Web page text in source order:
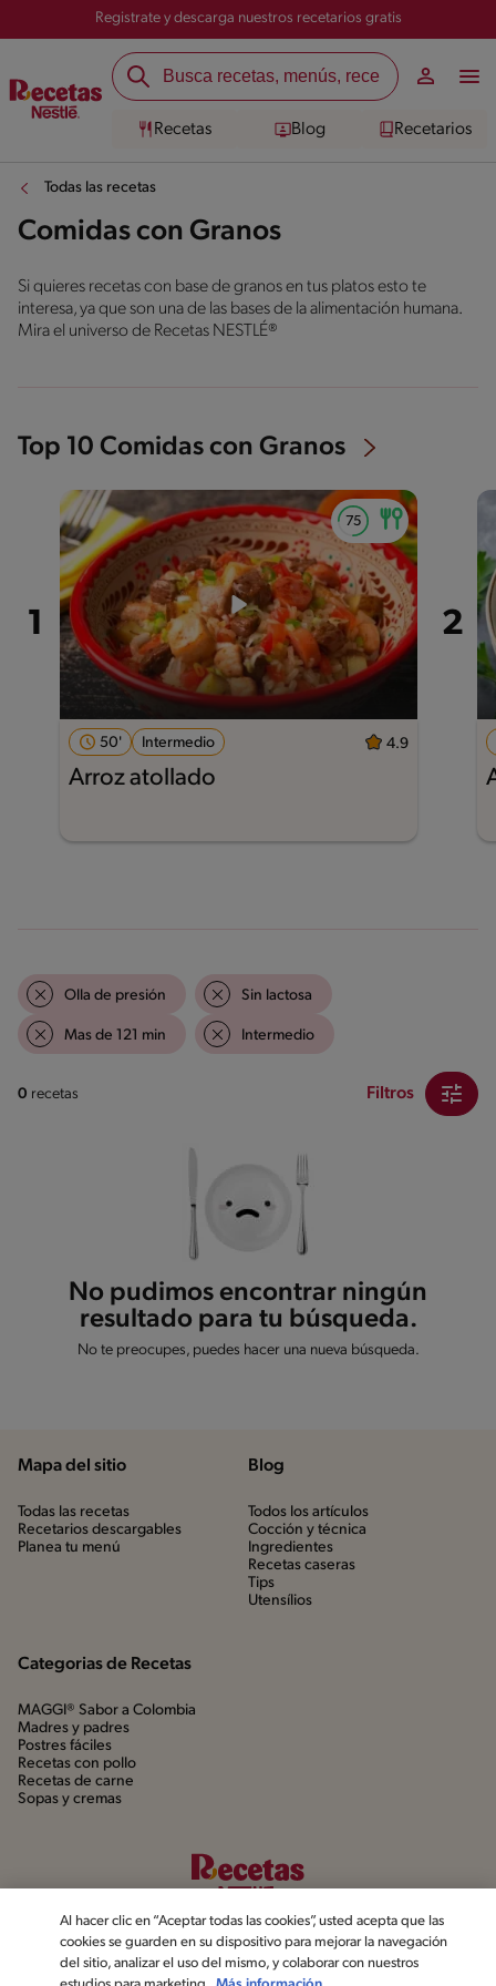
Registrate y descarga nuestros recetarios gratis
Recetas Blog Recetarios
Todas las recetas
Comidas con Granos
Si quieres recetas con base de granos en tus platos esto te
interesa, ya que son una de las bases de la alimentación humana.
Mira el universo de Recetas NESTLÉ®
Top 10 Comidas con Granos
50' Intermedio 4.9
Arroz atollado
Olla de presión Sin lactosa
Mas de 121 min Intermedio
0 recetas Filtros
No pudimos encontrar ningún
resultado para tu búsqueda.
No te preocupes, puedes hacer una nueva búsqueda.
Mapa del sitio
Todas las recetas
Recetarios descargables
Planea tu menú
Blog
Todos los artículos
Cocción y técnica
Ingredientes
Recetas caseras
Tips
Utensílios
Categorias de Recetas
MAGGI® Sabor a Colombia
Madres y padres
Postres fáciles
Recetas con pollo
Recetas de carne
Sopas y cremas
Al hacer clic en “Aceptar todas las cookies”, usted acepta que las
cookies se guarden en su dispositivo para mejorar la navegación
del sitio, analizar el uso del mismo, y colaborar con nuestros